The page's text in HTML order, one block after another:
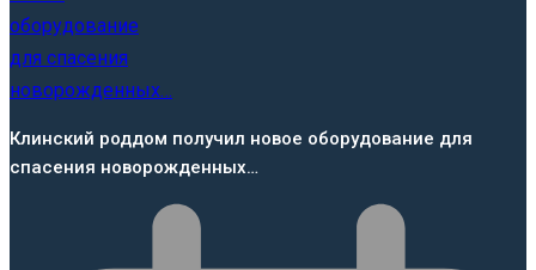
Клинский роддом получил новое оборудование для
спасения новорожденных…